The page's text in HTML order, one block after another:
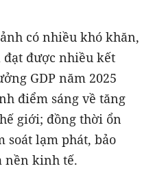
có nhiều khó khăn,
đạt được nhiều kết
GDP năm 2025
điểm sáng về tăng
giới; đồng thời ổn
lạm phát, bảo
nền kinh tế.